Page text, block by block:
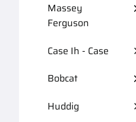
Massey
Ferguson
Case Ih - Case
Bobcat
Huddig